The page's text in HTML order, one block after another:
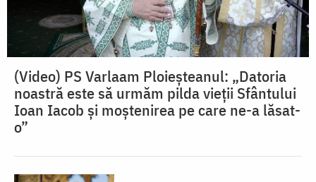
(Video) PS Varlaam Ploieșteanul: „Datoria
noastră este să urmăm pilda vieții Sfântului
Ioan Iacob și moștenirea pe care ne-a lăsat-
o”